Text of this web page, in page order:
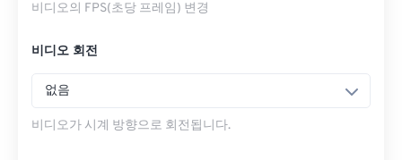
비디오의 FPS(초당 프레임) 변경
비디오 회전
없음
비디오가 시계 방향으로 회전됩니다.